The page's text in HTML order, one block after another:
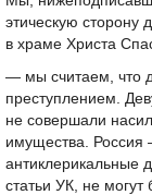
этическую сторону
в храме Христа
— мы считаем, что
преступлением.
не совершали
имущества. Россия
антиклерикальные
статьи УК, не могут